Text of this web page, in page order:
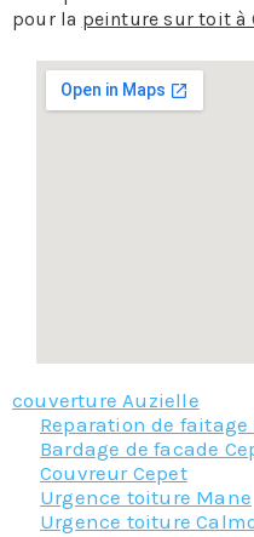
pour la peinture sur toit à
couverture Auzielle
Reparation de
Bardage de facade
Couvreur Cepet
Urgence toiture Mane
Urgence toiture